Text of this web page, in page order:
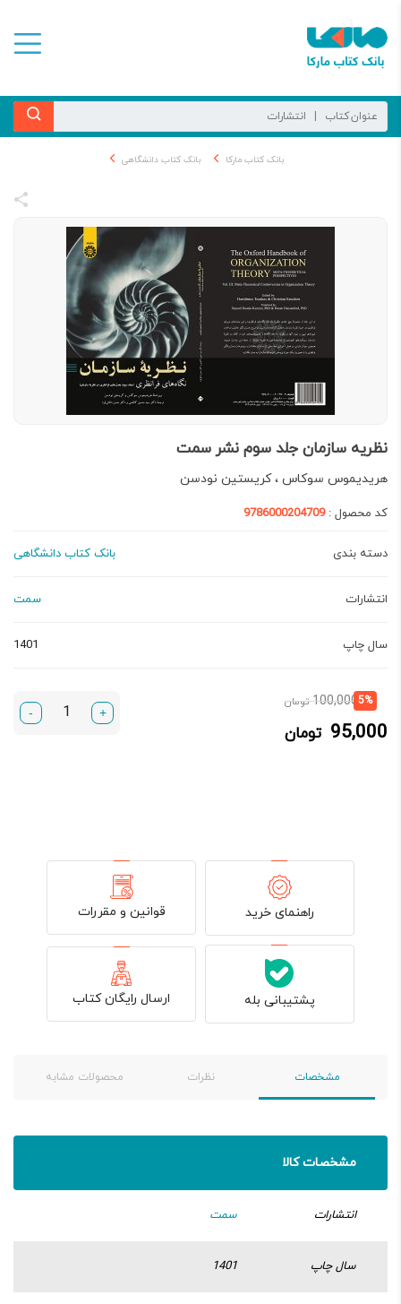
بانک کتاب مارکا بانک کتاب دانشگاهی
نظریه سازمان جلد سوم نشر سمت
هریدیموس سوکاس ، کریستین نودسن
کد محصول :9786000204709
دسته بندی بانک کتاب دانشگاهی
انتشارات سمت
سال چاپ 1401
5%
100,000 تومانقیمت
95,000 تومان
قیمت
95,000 تومان.
+
-
راهنمای خرید قوانین و مقررات
پشتیبانی بله ارسال رایگان کتاب
مشخصات نظرات محصولات مشابه
مشخصات کالا
انتشارات سمت
سال چاپ 1401